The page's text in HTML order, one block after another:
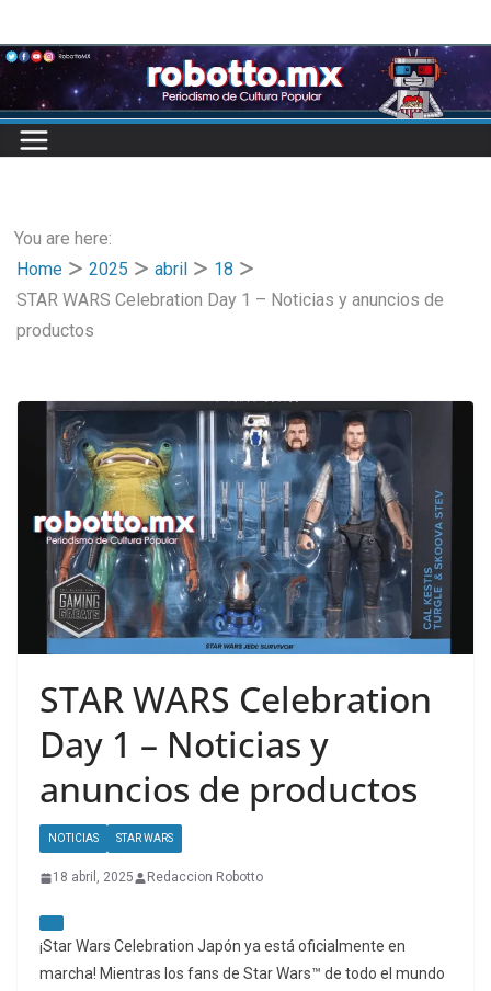
to
content
You are here:
Home
2025 abril
18
STAR WARS Celebration Day 1 – Noticias y anuncios de
productos
STAR WARS Celebration
Day 1 – Noticias y
anuncios de productos
NOTICIAS STAR WARS
18 abril, 2025 Redaccion Robotto
¡Star Wars Celebration Japón ya está oficialmente en
marcha! Mientras los fans de Star Wars™ de todo el mundo